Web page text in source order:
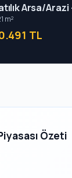
Arsa/
m²
TL
Özeti